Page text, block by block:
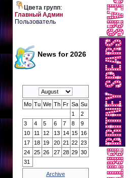
Цвета групп:
Главный Админ
Пользователь
News for 2026
Mo Tu We Th Fr Sa Su
1
2
3
4 5 6 7 8
9
10
11 12 13 14 15 16
17
18 19 20 21 22 23
24
25 26 27 28 29 30
31
Archive